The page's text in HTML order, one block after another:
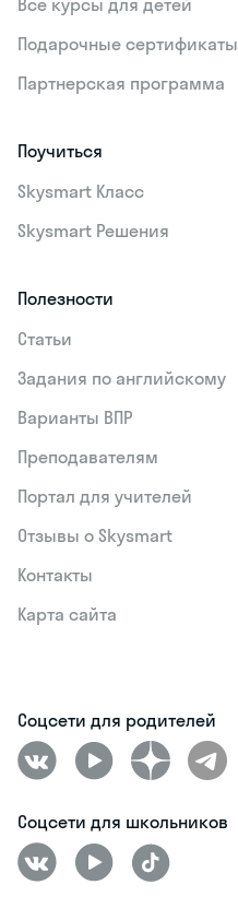
Подарочные сертификаты
Партнерская программа
Поучиться
Skysmart Класс
Skysmart Решения
Полезности
Статьи
Задания по английскому
Варианты ВПР
Преподавателям
Портал для учителей
Отзывы о Skysmart
Контакты
Карта сайта
Соцсети для родителей
Соцсети для школьников